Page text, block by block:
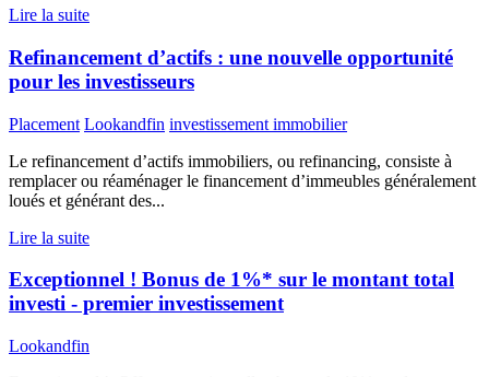
Lire la suite
Refinancement d’actifs : une nouvelle opportunité
pour les investisseurs
Placement Lookandfin investissement immobilier
Le refinancement d’actifs immobiliers, ou refinancing, consiste à
remplacer ou réaménager le financement d’immeubles généralement
loués et générant des...
Lire la suite
Exceptionnel ! Bonus de 1%* sur le montant total
investi - premier investissement
Lookandfin